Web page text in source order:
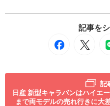
記事を
記
日産 新型キャラバンはハイエ
まで両モデルの売れ行きに大